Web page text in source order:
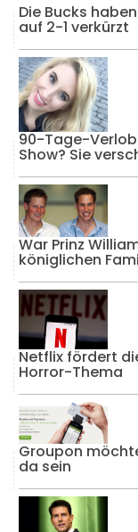
Die Bucks
auf 2-1 verkürzt
90-Tage-
Show? Sie
War Prinz
königlichen
Netflix fördert
Horror-Thema
Groupon
da sein